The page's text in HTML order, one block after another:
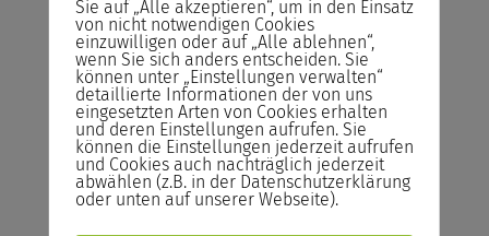
Abrechnung
Sie zahlen das Seminar erst nach der
Durchführung und nicht im Voraus!
Rücktrittsrecht
Sie können kostenlos bis zum Vortrag des
Seminars von der Buchung zurücktreten.
Sie auf „Alle akzeptieren“, um in den Einsatz
von nicht notwendigen Cookies
einzuwilligen oder auf „Alle ablehnen“,
wenn Sie sich anders entscheiden. Sie
können unter „Einstellungen verwalten“
detaillierte Informationen der von uns
eingesetzten Arten von Cookies erhalten
und deren Einstellungen aufrufen. Sie
können die Einstellungen jederzeit aufrufen
und Cookies auch nachträglich jederzeit
abwählen (z.B. in der Datenschutzerklärung
oder unten auf unserer Webseite).